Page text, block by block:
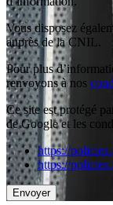
Vous disposez
auprès de la CNIL.
Pour plus
renvoyons à nos
Ce site est protégé
de Google et les
https://
https://